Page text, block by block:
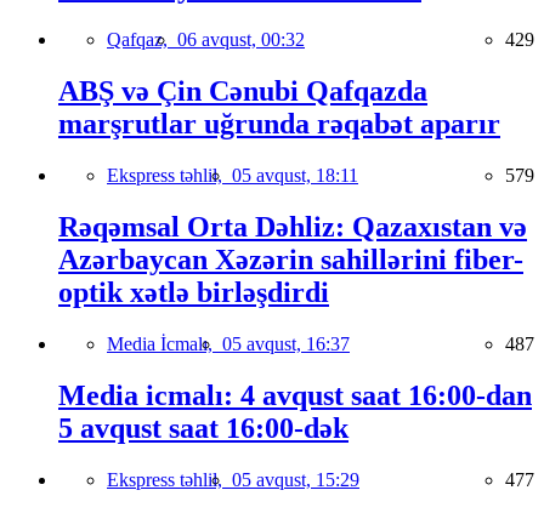
Qafqaz, 06 avqust, 00:32 429
ABŞ və Çin Cənubi Qafqazda
marşrutlar uğrunda rəqabət aparır
Ekspress təhlil, 05 avqust, 18:11 579
Rəqəmsal Orta Dəhliz: Qazaxıstan və
Azərbaycan Xəzərin sahillərini fiber-
optik xətlə birləşdirdi
Media İcmalı, 05 avqust, 16:37 487
Media icmalı: 4 avqust saat 16:00-dan
5 avqust saat 16:00-dək
Ekspress təhlil, 05 avqust, 15:29 477